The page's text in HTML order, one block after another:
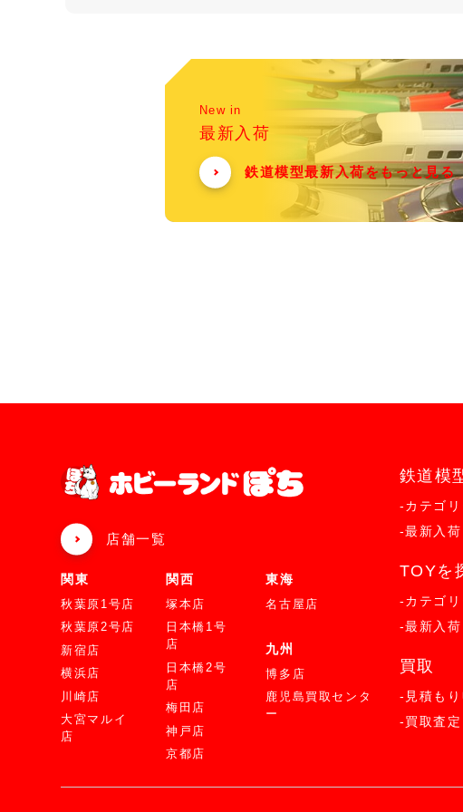
New in
最新入荷
鉄道模型最新入荷をもっと見る
店舗一覧
関東
秋葉原1号店
秋葉原2号店
新宿店
横浜店
川崎店
大宮マルイ
店
関西
塚本店
日本橋1号
店
日本橋2号
店
梅田店
神戸店
京都店
東海
名古屋店
九州
博多店
鹿児島買取センタ
ー
鉄道模
-カテゴ
-最新入荷
TOYを
-カテゴ
-最新入荷
買取
-見積も
-買取査定